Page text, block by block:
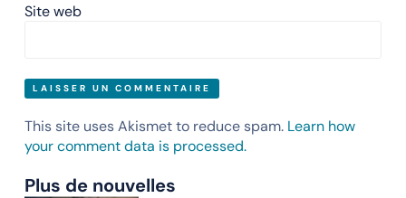
Site web
This site uses Akismet to reduce spam. Learn how
your comment data is processed.
Plus de nouvelles